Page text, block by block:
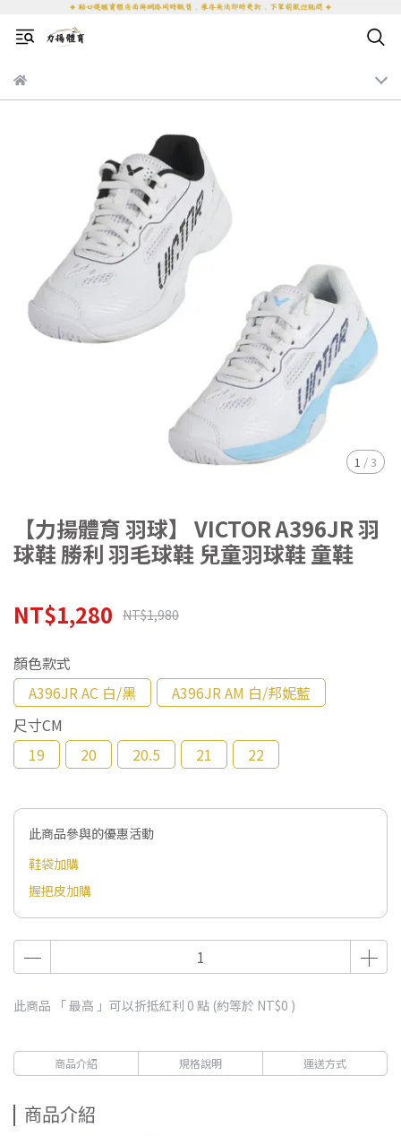
1 /3
【力揚體育 羽球】 VICTOR A396JR 羽
球鞋 勝利 羽毛球鞋 兒童羽球鞋 童鞋
NT$1,280 NT$1,980
顏色款式
A396JR AC 白/黑
A396JR AM 白/邦妮藍
尺寸CM
19
20 20.5 21 22
此商品參與的優惠活動
鞋袋加購
握把皮加購
此商品 「 最高 」可以折抵紅利 0 點 (約等於 NT$0 )
商品介紹 規格說明 運送方式
商品介紹